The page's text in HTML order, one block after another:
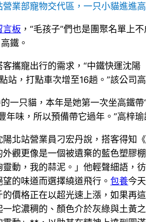
業部寵物交代區，一只小貓進進
言板 ，“毛孩子”們也是團聚名單上
鐵。
攜寵出行的需求，“中鐵快運沈
站，打點車次增至16趟。”該公司
一只貓，本年是她第一次坐高鐵
年味，所以預備帶它過年。”高梓瑜
陽北站營業員刁宏丹說，搭客得知
觀更像是一個被遺棄的藍色塑膠
動，我的蒜泥。」他輕聲細語，
的味道而選擇繞道飛行。包養今
價格正在以超光速上漲，如果再
坨濃稠的、顏色介於灰綠與土黃